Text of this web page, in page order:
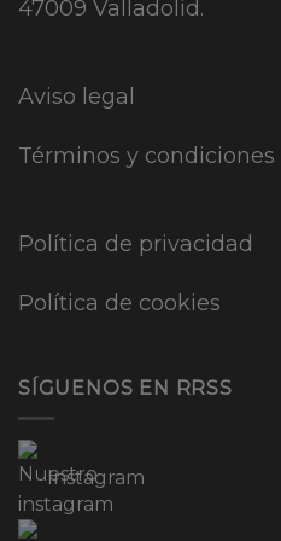
47009 Valladolid.
Aviso legal
Términos y condiciones
Política de privacidad
Política de cookies
SÍGUENOS EN RRSS
Instagram